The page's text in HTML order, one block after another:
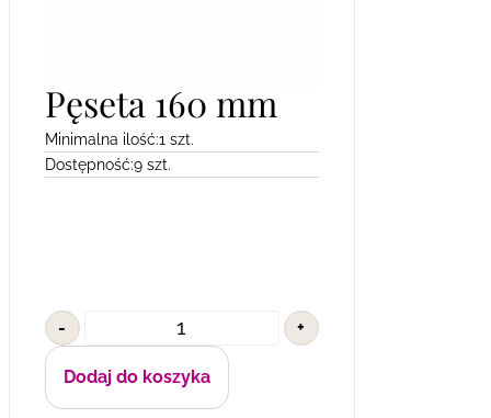
Pęseta 160 mm
Minimalna ilość:1 szt.
Dostępność:9 szt.
- +
Dodaj do koszyka